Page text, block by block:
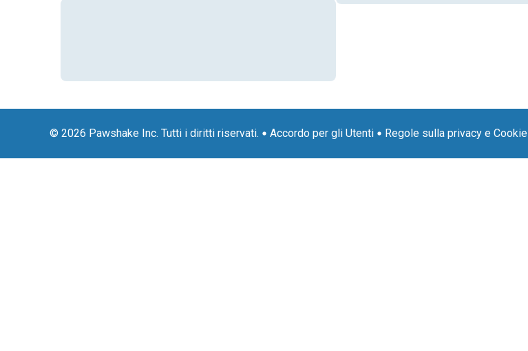
© 2026 Pawshake Inc. Tutti i diritti riservati. Accordo per gli Utenti Regole sulla privacy e Cookie